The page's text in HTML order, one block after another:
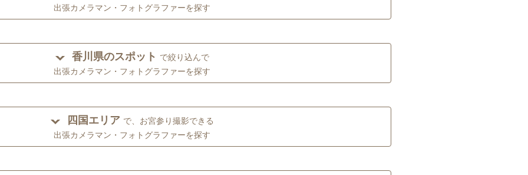
出張カメラマン・フォトグラファーを探す
香川県のスポット で絞り込んで
出張カメラマン・フォトグラファーを探す
四国エリア で、お宮参り撮影できる
出張カメラマン・フォトグラファーを探す